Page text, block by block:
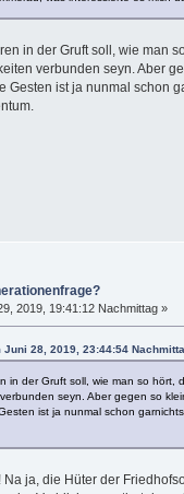
in der Gruft soll, wie man
verbunden seyn. Aber
Gesten ist ja nunmal schon
2019, 19:41:12 Nachmittag »
28, 2019, 23:44:54
in der Gruft soll, wie man so hört,
seyn. Aber gegen so
ist ja nunmal schon
ja, die Hüter der